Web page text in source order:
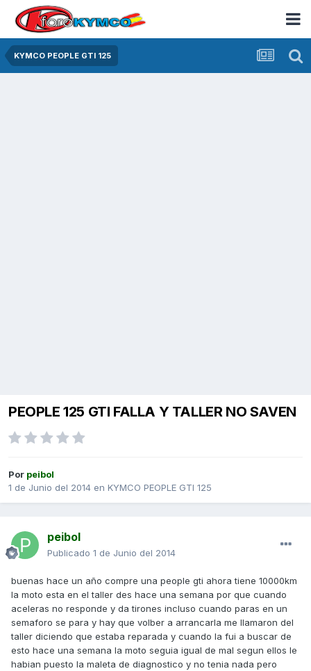
KYMCO PEOPLE GTI 125
PEOPLE 125 GTI FALLA Y TALLER NO SAVEN
Por peibol
1 de Junio del 2014 en KYMCO PEOPLE GTI 125
peibol
Publicado 1 de Junio del 2014
buenas hace un año compre una people gti ahora tiene 10000km
la moto esta en el taller des hace una semana por que cuando
aceleras no responde y da tirones incluso cuando paras en un
semaforo se para y hay que volber a arrancarla me llamaron del
taller diciendo que estaba reparada y cuando la fui a buscar de
esto hace una semana la moto seguia igual de mal segun ellos le
habian puesto la maleta de diagnostico y no tenia nada pero